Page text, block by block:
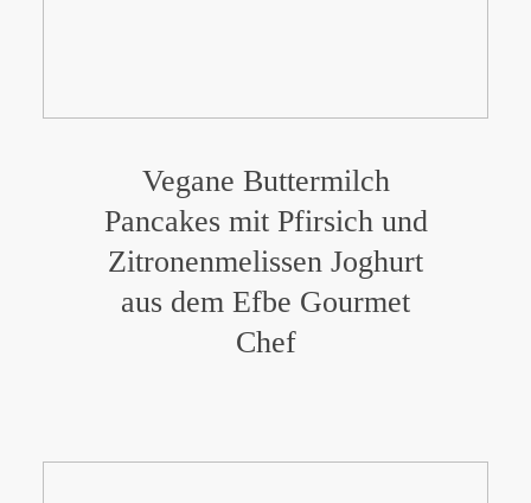
Vegane Buttermilch
Pancakes mit Pfirsich und
Zitronenmelissen Joghurt
aus dem Efbe Gourmet
Chef